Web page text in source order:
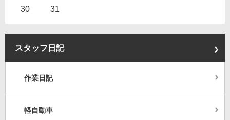
30 31
スタッフ日記
作業日記
軽自動車